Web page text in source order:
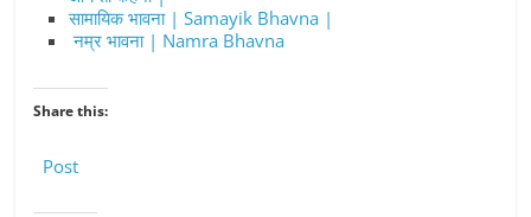
सामायिक भावना | Samayik Bhavna |
नम्र भावना | Namra Bhavna
Share this:
Post